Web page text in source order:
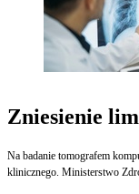
Zniesienie
Na badanie tomografem
klinicznego. Ministerstwo